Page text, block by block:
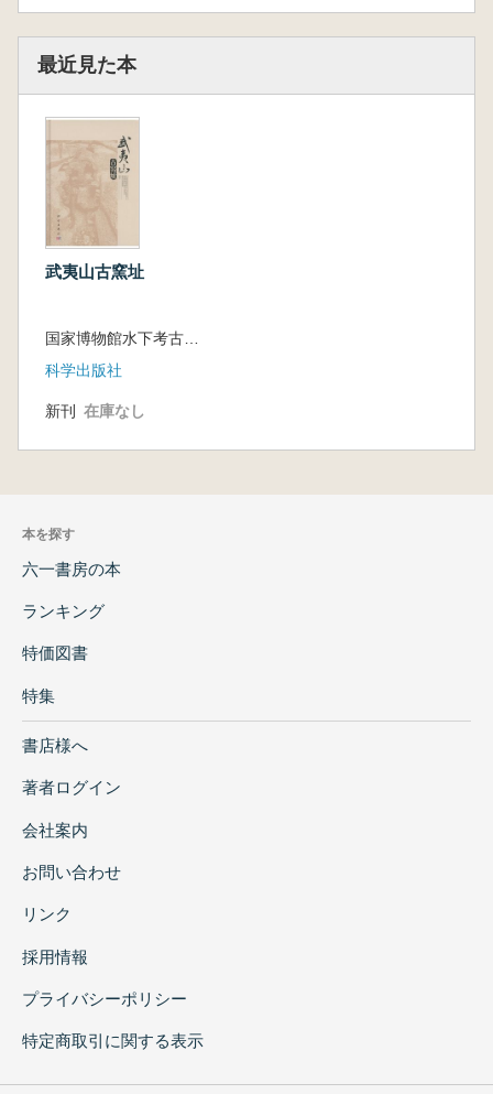
最近見た本
武夷山古窯址
科学出版社
新刊 在庫なし
本を探す
六一書房の本
ランキング
特価図書
特集
書店様へ
著者ログイン
会社案内
お問い合わせ
リンク
採用情報
プライバシーポリシー
特定商取引に関する表示